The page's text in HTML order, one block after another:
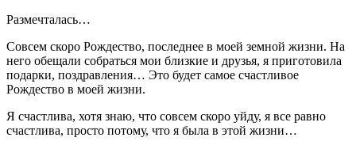
Размечталась…
Совсем скоро Рождество, последнее в моей земной жизни. На
него обещали собраться мои близкие и друзья, я приготовила
подарки, поздравления… Это будет самое счастливое
Рождество в моей жизни.
Я счастлива, хотя знаю, что совсем скоро уйду, я все равно
счастлива, просто потому, что я была в этой жизни…